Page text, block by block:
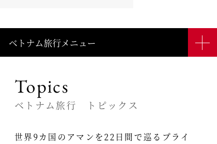
ベトナム旅行メニュー
Topics
ベトナム旅行 トピックス
世界9カ国のアマンを22日間で巡るプライ